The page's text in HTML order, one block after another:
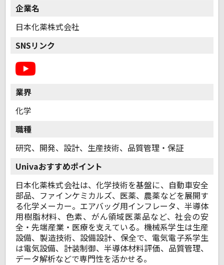
企業名
日本化薬株式会社
SNSリンク
業界
化学
職種
研究、開発、設計、生産技術、品質管理・保証
Univaおすすめポイント
日本化薬株式会社は、化学技術を基盤に、自動車安全
部品、ファインケミカルズ、医薬、農薬などを展開す
る化学メーカー。エアバッグ用インフレータ、半導体
用樹脂材料、色素、がん領域医薬品など、社会の安
全・先端産業・医療を支えている。機械系学生は生産
設備、製造技術、設備設計、保全で、電気電子系学生
は電気設備、計装制御、半導体材料評価、品質管理、
データ解析などで専門性を活かせる。